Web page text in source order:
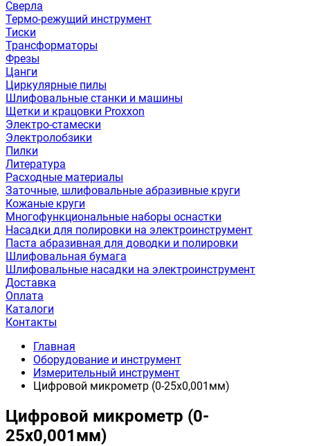
Сверла
Термо-режущий инструмент
Тиски
Трансформаторы
Фрезы
Цанги
Циркулярные пилы
Шлифовальные станки и машины
Щетки и крацовки Proxxon
Электро-стамески
Электролобзики
Пилки
Литература
Расходные материалы
Заточные, шлифовальные абразивные круги
Кожаные круги
Многофункциональные наборы оснастки
Насадки для полировки на электроинструмент
Паста абразивная для доводки и полировки
Шлифовальная бумага
Шлифовальные насадки на электроинструмент
Доставка
Оплата
Каталоги
Контакты
Главная
Оборудование и инструмент
Измерительный инструмент
Цифровой микрометр (0-25х0,001мм)
Цифровой микрометр (0-
25х0,001мм)